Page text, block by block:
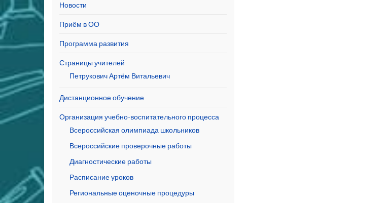
Новости
Приём в ОО
Программа развития
Страницы учителей
Петрукович Артём Витальевич
Дистанционное обучение
Организация учебно-воспитательного процесса
Всероссийская олимпиада школьников
Всероссийские проверочные работы
Диагностические работы
Расписание уроков
Региональные оценочные процедуры